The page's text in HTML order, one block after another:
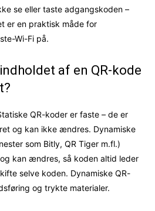
se eller taste adgangskoden –
er en praktisk måde for
Wi-Fi på.
af en QR-kode
QR-koder er faste – de er
og kan ikke ændres. Dynamiske
som Bitly, QR Tiger m.fl.)
kan ændres, så koden altid leder
selve koden. Dynamiske QR-
og trykte materialer.